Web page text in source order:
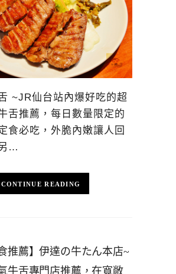
~JR仙台站內爆好吃的超
舌推薦，每日數量限定的
食必吃，外脆內嫩讓人回
…
CONTINUE READING
推薦】伊達の牛たん本店~
牛舌專門店推薦，在寬敞